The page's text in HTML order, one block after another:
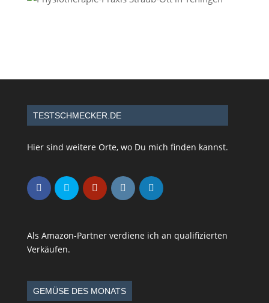
TESTSCHMECKER.DE
Hier sind weitere Orte, wo Du mich finden kannst.
Als Amazon-Partner verdiene ich an qualifizierten
Verkäufen.
GEMÜSE DES MONATS